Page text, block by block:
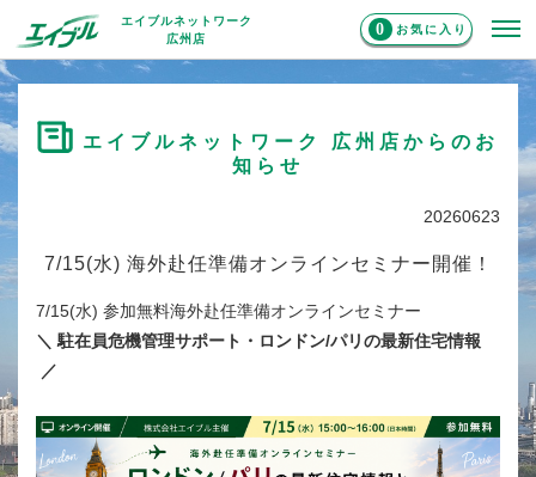
エイブルネットワーク
広州店
0 お気に入り
エイブルネットワーク 広州店からのお
知らせ
20260623
7/15(水) 海外赴任準備オンラインセミナー開催！
7/15(水) 参加無料海外赴任準備オンラインセミナー
＼ 駐在員危機管理サポート・ロンドン/パリの最新住宅情報
／